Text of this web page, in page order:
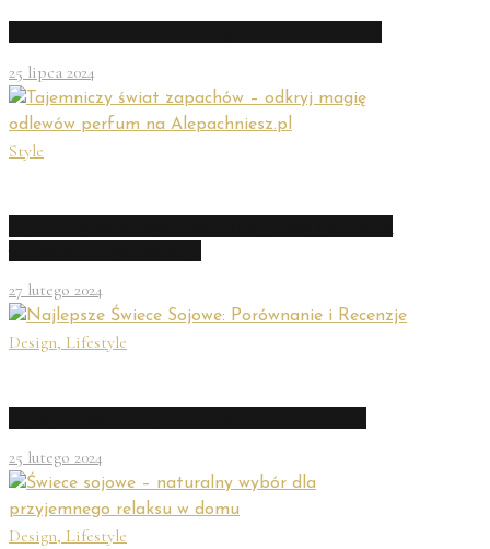
25 lipca 2024
Style
27 lutego 2024
Design, Lifestyle
25 lutego 2024
Design, Lifestyle